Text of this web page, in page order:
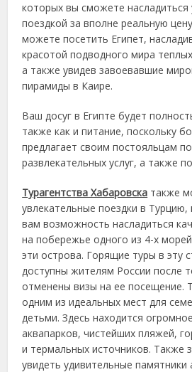
которыхвы сможете насладиться
поездкой за вполне реальную
можете посетить Египет,
красотой подводного мира
а также увидев завоевавшие
пирамиды в Каире.
Ваш досуг в Египте будет
также как и питание, поскольку
предлагает своим постояльцам
развлекательных услуг, а также
Турагентства Хабаровска также
увлекательные поездки в
вам возможность насладиться
на побережье одного из 4-х
эти острова. Горящие туры в эту
доступны жителям России после
отменены визы на ее посещение.
одним из идеальных мест для
детьми. Здесь находится
аквапарков, чистейших пляжей,
и термальных источников. Также
увидеть удивительные памятники